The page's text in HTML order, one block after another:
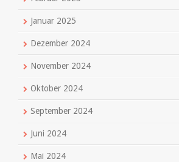
Januar 2025
Dezember 2024
November 2024
Oktober 2024
September 2024
Juni 2024
Mai 2024